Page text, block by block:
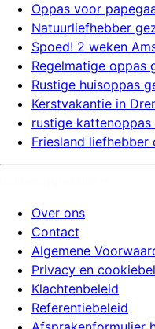
Oppas voor
Natuurliefhebber
Spoed! 2 weken
Regelmatige oppas
Rustige huisoppas
Kerstvakantie in
rustige
Friesland
Over ons
Contact
Algemene
Privacy en
Klachtenbeleid
Referentiebeleid